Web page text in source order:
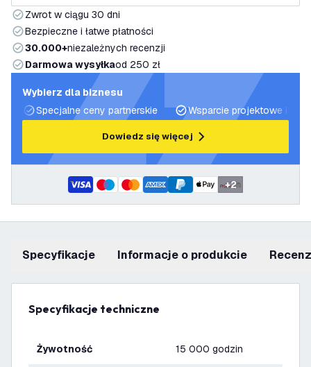
Zwrot w ciągu 30 dni
Bezpieczne i łatwe płatności
30.000+niezależnych recenzji
Darmowa wysyłkaod 250 zł
Wybierz dla biznesu
Specjalne ceny partnerskie
Wsparcie projektowe i
Dowiedz się więcej
+2
Specyfikacje informacje o produkcie
Specyfikacje techniczne
Żywotność 15 000 godzin